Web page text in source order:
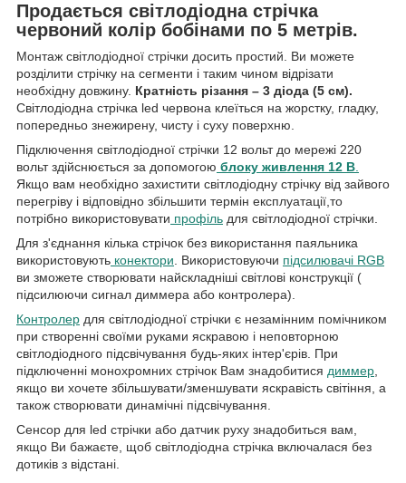
Продається світлодіодна стрічка
червоний колір бобінами по 5 метрів.
Монтаж світлодіодної стрічки досить простий. Ви можете
розділити стрічку на сегменти і таким чином відрізати
необхідну довжину. Кратність різання – 3 діода (5 см).
Світлодіодна стрічка led червона клеїться на жорстку, гладку,
попередньо знежирену, чисту і суху поверхню.
Підключення світлодіодної стрічки 12 вольт до мережі 220
вольт здійснюється за допомогою блоку живлення 12 В.
Якщо вам необхідно захистити світлодіодну стрічку від зайвого
перегріву і відповідно збільшити термін експлуатації,то
потрібно використовувати профіль для світлодіодної стрічки.
Для з'єднання кілька стрічок без використання паяльника
використовують конектори. Використовуючи підсилювачі RGB
ви зможете створювати найскладніші світлові конструкції (
підсилюючи сигнал диммера або контролера).
Контролер для світлодіодної стрічки є незамінним помічником
при створенні своїми руками яскравою і неповторною
світлодіодного підсвічування будь-яких інтер'єрів. При
підключенні монохромних стрічок Вам знадобитися диммер,
якщо ви хочете збільшувати/зменшувати яскравість світіння, а
також створювати динамічні підсвічування.
Сенсор для led стрічки або датчик руху знадобиться вам,
якщо Ви бажаєте, щоб світлодіодна стрічка включалася без
дотиків з відстані.